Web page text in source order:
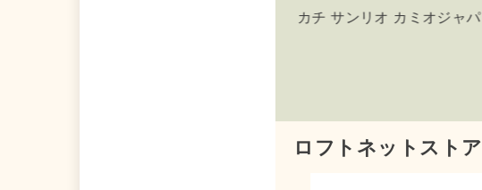
ロフトネットストア